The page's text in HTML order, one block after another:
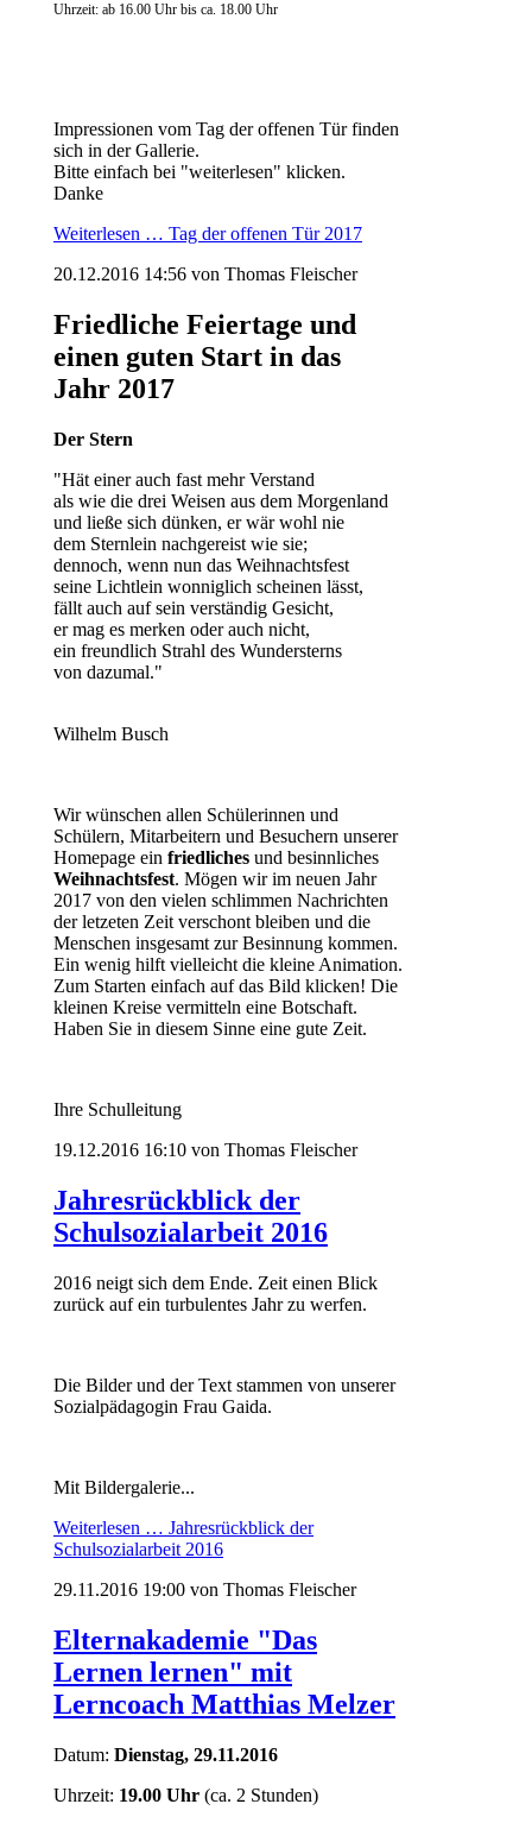
Uhrzeit: ab 16.00 Uhr bis ca. 18.00 Uhr
Impressionen vom Tag der offenen Tür finden
sich in der Gallerie.
Bitte einfach bei "weiterlesen" klicken.
Danke
Weiterlesen … Tag der offenen Tür 2017
20.12.2016 14:56 von Thomas Fleischer
Friedliche Feiertage und
einen guten Start in das
Jahr 2017
Der Stern
"Hät einer auch fast mehr Verstand
als wie die drei Weisen aus dem Morgenland
und ließe sich dünken, er wär wohl nie
dem Sternlein nachgereist wie sie;
dennoch, wenn nun das Weihnachtsfest
seine Lichtlein wonniglich scheinen lässt,
fällt auch auf sein verständig Gesicht,
er mag es merken oder auch nicht,
ein freundlich Strahl des Wundersterns
von dazumal."
Wilhelm Busch
Wir wünschen allen Schülerinnen und
Schülern, Mitarbeitern und Besuchern unserer
Homepage ein friedliches und besinnliches
Weihnachtsfest. Mögen wir im neuen Jahr
2017 von den vielen schlimmen Nachrichten
der letzeten Zeit verschont bleiben und die
Menschen insgesamt zur Besinnung kommen.
Ein wenig hilft vielleicht die kleine Animation.
Zum Starten einfach auf das Bild klicken! Die
kleinen Kreise vermitteln eine Botschaft.
Haben Sie in diesem Sinne eine gute Zeit.
Ihre Schulleitung
19.12.2016 16:10 von Thomas Fleischer
Jahresrückblick der
Schulsozialarbeit 2016
2016 neigt sich dem Ende. Zeit einen Blick
zurück auf ein turbulentes Jahr zu werfen.
Die Bilder und der Text stammen von unserer
Sozialpädagogin Frau Gaida.
Mit Bildergalerie...
Weiterlesen … Jahresrückblick der
Schulsozialarbeit 2016
29.11.2016 19:00 von Thomas Fleischer
Elternakademie "Das
Lernen lernen" mit
Lerncoach Matthias Melzer
Datum: Dienstag, 29.11.2016
Uhrzeit: 19.00 Uhr (ca. 2 Stunden)